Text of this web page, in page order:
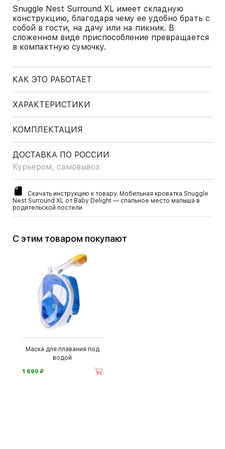
Snuggle Nest Surround XL имеет складную
конструкцию, благодаря чему ее удобно брать с
собой в гости, на дачу или на пикник. В
сложенном виде приспособление превращается
в компактную сумочку.
КАК ЭТО РАБОТАЕТ
ХАРАКТЕРИСТИКИ
КОМПЛЕКТАЦИЯ
ДОСТАВКА ПО РОССИИ
Курьером, самовывоз
Скачать инструкцию к товару. Мобильная кроватка Snuggle
Nest Surround XL от Baby Delight — спальное место малыша в
родительской постели
С этим товаром покупают
Маска для плавания под
водой
1 690 ⃏